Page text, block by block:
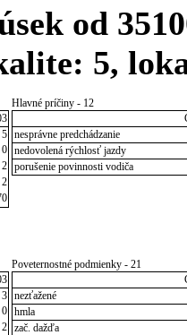
od
5,
5
0
2
2
Hlavné príčiny - 12
nesprávne predchádzanie
nedovolená rýchlosť jazdy
porušenie povinnosti vodiča
3
0
2
Poveternostné podmienky - 21
nezťažené
hmla
zač. dažďa